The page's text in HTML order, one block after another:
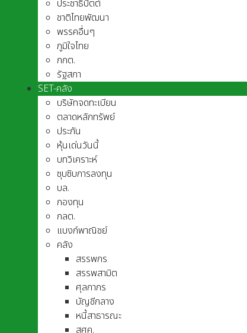
ประชาธิปัตต์
ชาติไทยพัฒนา
พรรคอื่นๆ
ภูมิใจไทย
กกต.
รัฐสภา
SET-คลัง
บริษัทจดทะเบียน
ตลาดหลักทรัพย์
ประกัน
หุ้นเด่นวันนี้
บทวิเคราะห์
ซุบซิบการลงทุน
บล.
กองทุน
กลต.
แบงก์พาณิชย์
คลัง
สรรพกร
สรรพสามิต
ศุลกากร
บัญชีกลาง
หนี้สาธารณะ
สศค.